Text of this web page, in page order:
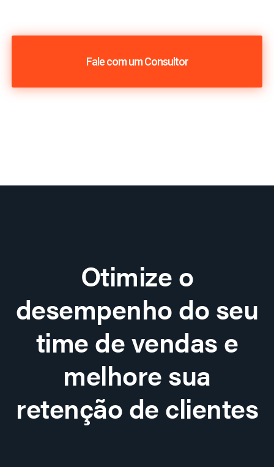
Fale com um Consultor
Otimize o
desempenho do seu
time de vendas e
melhore sua
retenção de clientes